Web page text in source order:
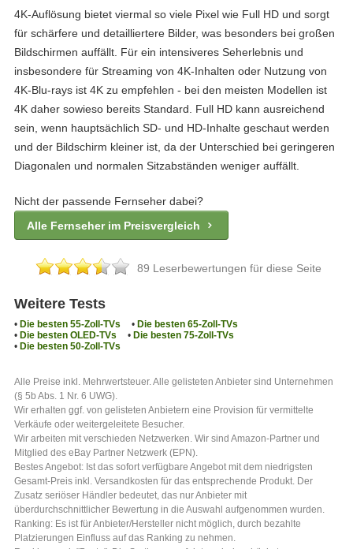
4K-Auflösung bietet viermal so viele Pixel wie Full HD und sorgt
für schärfere und detailliertere Bilder, was besonders bei großen
Bildschirmen auffällt. Für ein intensiveres Seherlebnis und
insbesondere für Streaming von 4K-Inhalten oder Nutzung von
4K-Blu-rays ist 4K zu empfehlen - bei den meisten Modellen ist
4K daher sowieso bereits Standard. Full HD kann ausreichend
sein, wenn hauptsächlich SD- und HD-Inhalte geschaut werden
und der Bildschirm kleiner ist, da der Unterschied bei geringeren
Diagonalen und normalen Sitzabständen weniger auffällt.
Nicht der passende Fernseher dabei?
Alle Fernseher im Preisvergleich
89 Leserbewertungen für diese Seite
Weitere Tests
• Die besten 55-Zoll-TVs • Die besten 65-Zoll-TVs
• Die besten OLED-TVs • Die besten 75-Zoll-TVs
• Die besten 50-Zoll-TVs